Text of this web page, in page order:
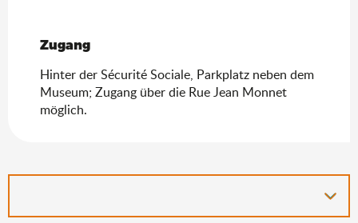
Zugang
Zugang
Hinter der Sécurité Sociale, Parkplatz neben dem
Museum; Zugang über die Rue Jean Monnet
möglich.